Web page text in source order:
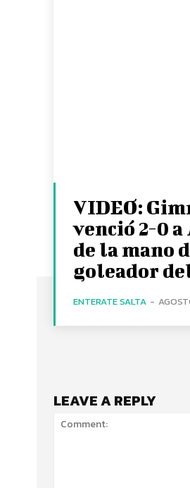
VIDEO:
venció 2-0
de la mano
goleador
ENTERATE SALTA -
LEAVE A REPLY